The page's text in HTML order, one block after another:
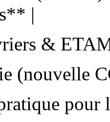
|
&
(nouvelle
pour